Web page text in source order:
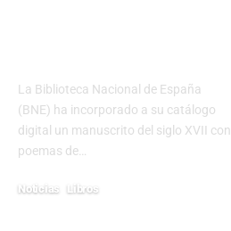
La Biblioteca Nacional de España
(BNE) ha incorporado a su catálogo
digital un manuscrito del siglo XVII con
poemas de…
Noticias Libros